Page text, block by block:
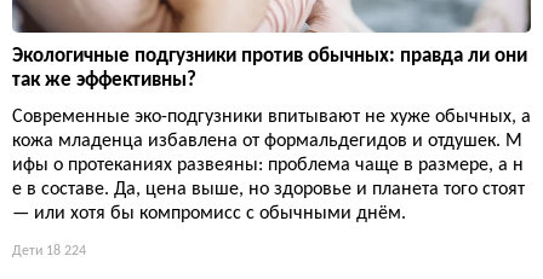
Экологичные подгузники против обычных: правда ли они
так же эффективны?
Современные эко-подгузники впитывают не хуже обычных, а
кожа младенца избавлена от формальдегидов и отдушек. М
ифы о протеканиях развеяны: проблема чаще в размере, а н
е в составе. Да, цена выше, но здоровье и планета того стоят
— или хотя бы компромисс с обычными днём.
Дети 18 224